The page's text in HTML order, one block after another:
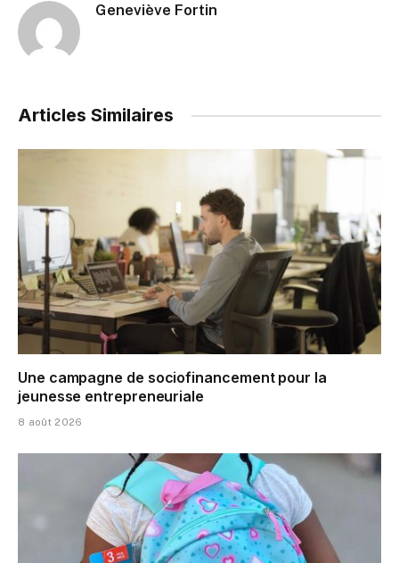
Geneviève Fortin
Articles Similaires
Une campagne de sociofinancement pour la
jeunesse entrepreneuriale
8 août 2026